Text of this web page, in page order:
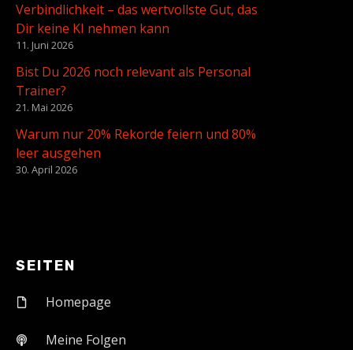
Verbindlichkeit – das wertvollste Gut, das
Dir keine KI nehmen kann
11. Juni 2026
Bist Du 2026 noch relevant als Personal
Trainer?
21. Mai 2026
Warum nur 20% Rekorde feiern und 80%
leer ausgehen
30. April 2026
SEITEN
Homepage
Meine Folgen